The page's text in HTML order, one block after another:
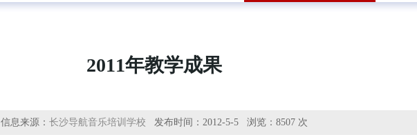
2011年教学成果
信息来源： 长沙导航音乐培训学校 发布时间：2012-5-5 浏览： 8507 次